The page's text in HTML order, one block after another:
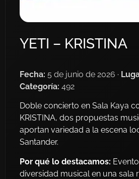
YETI – KRISTINA
Fecha: 5 de junio de 2026 ·
Categoría: 492
Doble concierto en Sala Kaya
KRISTINA, dos propuestas
aportan variedad a la escena
Santander.
Por qué lo destacamos:
diversidad musical en una sala